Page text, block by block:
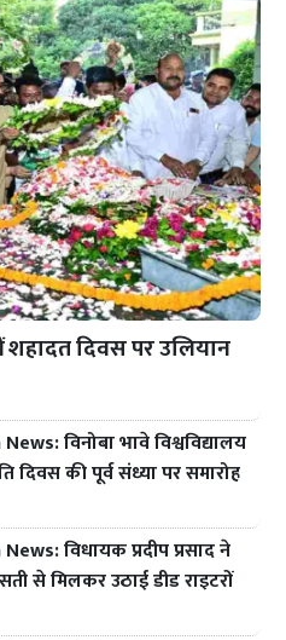
शहादत दिवस पर उलियान
विनोबा भावे विश्वविद्यालय
दिवस की पूर्व संध्या पर समारोह
विधायक प्रदीप प्रसाद ने
से मिलकर उठाई डीड राइटरों